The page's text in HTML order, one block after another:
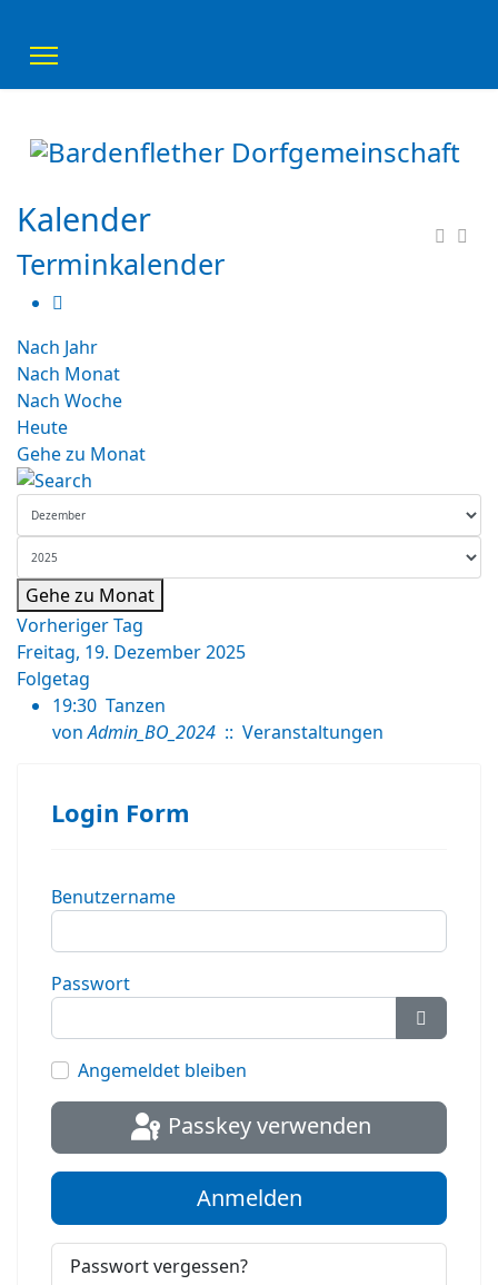
Kalender
Terminkalender
Nach Jahr
Nach Monat
Nach Woche
Heute
Gehe zu Monat
Gehe zu Monat
Vorheriger Tag
Freitag, 19. Dezember 2025
Folgetag
19:30 Tanzen
von Admin_BO_2024 :: Veranstaltungen
Login Form
Benutzername
Passwort
Angemeldet bleiben
Passkey verwenden
Anmelden
Passwort vergessen?